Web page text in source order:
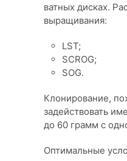
ватных дисках.
выращивания:
LST;
SCROG;
SOG.
Клонирование,
задействовать
до 60 грамм с
Оптимальные